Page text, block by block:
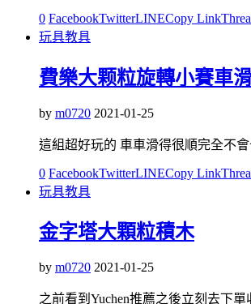
0 FacebookTwitterLINECopy Link
玩具教具
費樂大颗粒旋轉小賽車
by m0720 2021-01-25
這組超好玩的 車車滑得很順完全不
0 FacebookTwitterLINECopy Link
玩具教具
金字塔大顆粒積木
by m0720 2021-01-25
之前看到Yuchen推薦之後立刻去下